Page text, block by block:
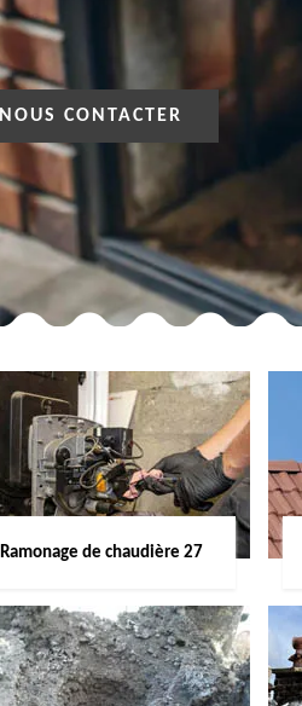
NOUS CONTACTER
Ramonage de chaudière 27